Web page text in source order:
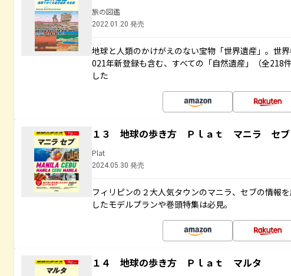
旅の図鑑
2022.01.20 発売
地球と人類のかけがえのない宝物「世界遺産」。世
021年新登録も含む、すべての「自然遺産」（全218
した
１３ 地球の歩き方 Ｐｌａｔ マニラ セブ
Plat
2024.05.30 発売
フィリピンの２大人気タウンのマニラ、セブの情報
したモデルプランや巻頭特集は必見。
１４ 地球の歩き方 Ｐｌａｔ マルタ